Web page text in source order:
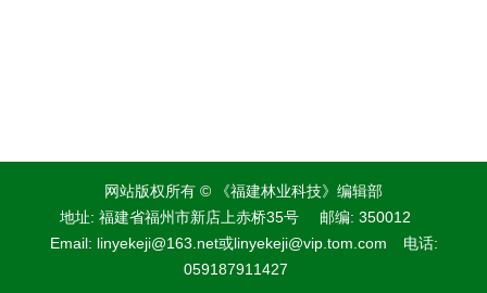
网站版权所有 © 《福建林业科技》编辑部
地址: 福建省福州市新店上赤桥35号
邮编: 350012
Email: linyekeji@163.net或linyekeji@vip.tom.com
电话:
059187911427